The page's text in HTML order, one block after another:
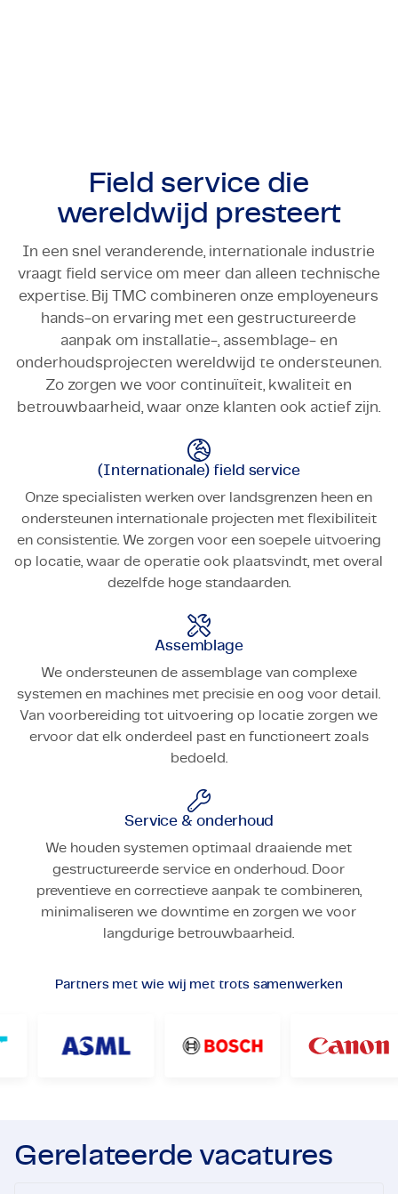
Field service die
wereldwijd presteert
In een snel veranderende, internationale industrie
vraagt field service om meer dan alleen technische
expertise. Bij TMC combineren onze employeneurs
hands-on ervaring met een gestructureerde
aanpak om installatie-, assemblage- en
onderhoudsprojecten wereldwijd te ondersteunen.
Zo zorgen we voor continuïteit, kwaliteit en
betrouwbaarheid, waar onze klanten ook actief zijn.
(Internationale) field service
Onze specialisten werken over landsgrenzen heen en
ondersteunen internationale projecten met flexibiliteit
en consistentie. We zorgen voor een soepele uitvoering
op locatie, waar de operatie ook plaatsvindt, met overal
dezelfde hoge standaarden.
Assemblage
We ondersteunen de assemblage van complexe
systemen en machines met precisie en oog voor detail.
Van voorbereiding tot uitvoering op locatie zorgen we
ervoor dat elk onderdeel past en functioneert zoals
bedoeld.
Service & onderhoud
We houden systemen optimaal draaiende met
gestructureerde service en onderhoud. Door
preventieve en correctieve aanpak te combineren,
minimaliseren we downtime en zorgen we voor
langdurige betrouwbaarheid.
Partners met wie wij met trots samenwerken
Gerelateerde vacatures